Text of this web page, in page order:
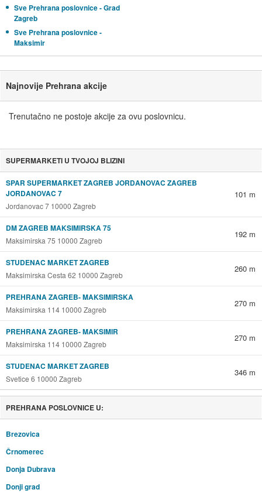
Sve Prehrana poslovnice - Grad
Zagreb
Sve Prehrana poslovnice -
Maksimir
Najnovije Prehrana akcije
Trenutačno ne postoje akcije za ovu poslovnicu.
SUPERMARKETI U TVOJOJ BLIZINI
SPAR SUPERMARKET ZAGREB JORDANOVAC ZAGREB
JORDANOVAC 7
Jordanovac 7 10000 Zagreb
101 m
DM ZAGREB MAKSIMIRSKA 75
Maksimirska 75 10000 Zagreb
192 m
STUDENAC MARKET ZAGREB
Maksimirska Cesta 62 10000 Zagreb
260 m
PREHRANA ZAGREB- MAKSIMIRSKA
Maksimirska 114 10000 Zagreb
270 m
PREHRANA ZAGREB- MAKSIMIR
Maksimirska 114 10000 Zagreb
270 m
STUDENAC MARKET ZAGREB
Svetice 6 10000 Zagreb
346 m
PREHRANA POSLOVNICE U:
Brezovica
Črnomerec
Donja Dubrava
Donji grad